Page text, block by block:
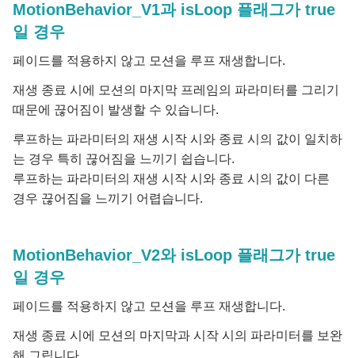
MotionBehavior_V1과 isLoop 플래그가 true
일 경우
페이드를 적용하지 않고 모션을 루프 재생합니다.
재생 종료 시에 모션의 마지막 프레임의 파라미터를 그리기
때문에 끊어짐이 발생할 수 있습니다.
루프하는 파라미터의 재생 시작 시와 종료 시의 값이 일치하
는 경우 특히 끊어짐을 느끼기 쉽습니다.
루프하는 파라미터의 재생 시작 시와 종료 시의 값이 다른
경우 끊어짐을 느끼기 어렵습니다.
MotionBehavior_V2와 isLoop 플래그가 true
일 경우
페이드를 적용하지 않고 모션을 루프 재생합니다.
재생 종료 시에 모션의 마지막과 시작 시의 파라미터를 보완
해 그립니다.